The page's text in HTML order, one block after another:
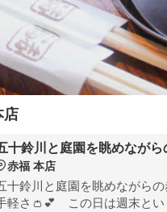
店
十鈴川と庭園を眺めながら
赤福 本店
十鈴川と庭園を眺めながら
軽さ👛💕 この日は週末とい